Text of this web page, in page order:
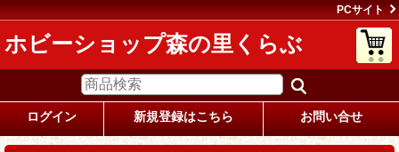
PCサイト
ホビーショップ森の里くらぶ
ログイン 新規登録はこちら お問い合せ